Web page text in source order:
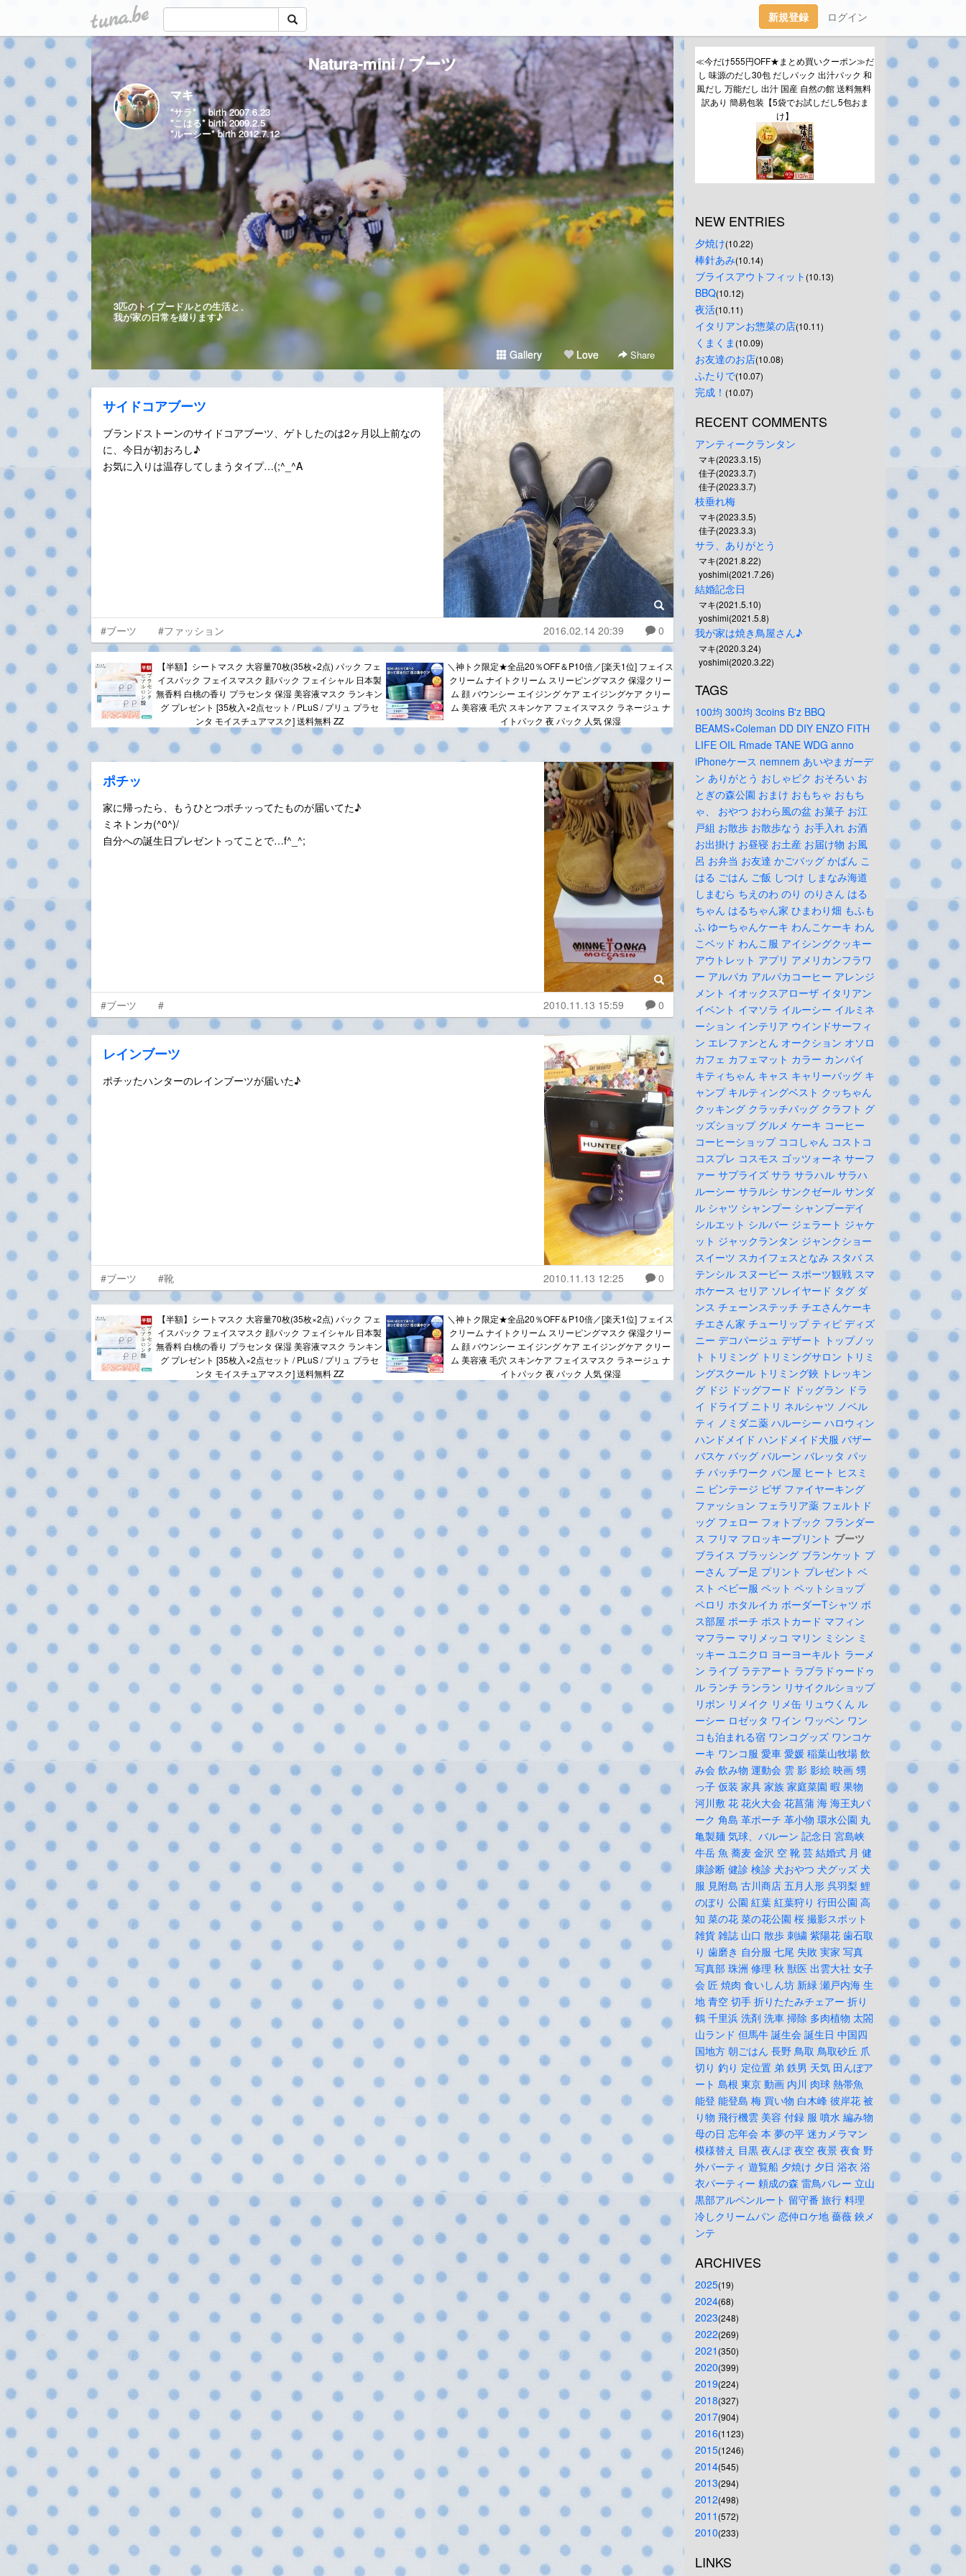
tuna.be 新規登録 ログイン
Natura-mini / ブーツ
マキ
*サラ* birth 2007.6.23
*こはる* birth 2009.2.5
*ルーシー* birth 2012.7.12
3匹のトイプードルとの生活と、
我が家の日常を綴ります♪
Gallery Love Share
サイドコアブーツ
ブランドストーンのサイドコアブーツ、ゲトしたのは2ヶ月以上前なの
に、今日が初おろし♪
お気に入りは温存してしまうタイプ…(;^_^A
#ブーツ #ファッション 2016.02.14 20:39 0
【半額】シートマスク 大容量70枚(35枚×2点) パック フェ
イスパック フェイスマスク 顔パック フェイシャル 日本製
無香料 白桃の香り プラセンタ 保湿 美容液マスク ランキン
グ プレゼント [35枚入×2点セット / PLuS / プリュ プラセ
ンタ モイスチュアマスク] 送料無料 ZZ
＼神トク限定★全品20％OFF＆P10倍／[楽天1位] フェイス
クリーム ナイトクリーム スリーピングマスク 保湿クリー
ム 顔 バウンシー エイジング ケア エイジングケア クリー
ム 美容液 毛穴 スキンケア フェイスマスク ラネージュ ナ
イトパック 夜 パック 人気 保湿
ポチッ
家に帰ったら、もうひとつポチッってたものが届いてた♪
ミネトンカ(^0^)/
自分への誕生日プレゼントってことで…f^_^;
#ブーツ # 2010.11.13 15:59 0
レインブーツ
ポチッたハンターのレインブーツが届いた♪
#ブーツ #靴 2010.11.13 12:25 0
【半額】シートマスク 大容量70枚(35枚×2点) パック フェ
イスパック フェイスマスク 顔パック フェイシャル 日本製
無香料 白桃の香り プラセンタ 保湿 美容液マスク ランキン
グ プレゼント [35枚入×2点セット / PLuS / プリュ プラセ
ンタ モイスチュアマスク] 送料無料 ZZ
＼神トク限定★全品20％OFF＆P10倍／[楽天1位] フェイス
クリーム ナイトクリーム スリーピングマスク 保湿クリー
ム 顔 バウンシー エイジング ケア エイジングケア クリー
ム 美容液 毛穴 スキンケア フェイスマスク ラネージュ ナ
イトパック 夜 パック 人気 保湿
≪今だけ555円OFF★まとめ買いクーポン≫だ
し 味源のだし30包 だしパック 出汁パック 和
風だし 万能だし 出汁 国産 自然の館 送料無料
訳あり 簡易包装【5袋でお試しだし5包おま
け】
NEW ENTRIES
夕焼け(10.22)
棒針あみ(10.14)
ブライスアウトフィット (10.13)
BBQ(10.12)
夜活(10.11)
イタリアンお惣菜の店(10.11)
くまくま (10.09)
お友達のお店(10.08)
ふたりで(10.07)
完成！ (10.07)
RECENT COMMENTS
アンティークランタン
マキ(2023.3.15)
佳子(2023.3.7)
佳子(2023.3.7)
枝垂れ梅
マキ(2023.3.5)
佳子(2023.3.3)
サラ、ありがとう
マキ(2021.8.22)
yoshimi(2021.7.26)
結婚記念日
マキ(2021.5.10)
yoshimi(2021.5.8)
我が家は焼き鳥屋さん♪
マキ(2020.3.24)
yoshimi(2020.3.22)
TAGS
100均 300均 3coins B'z BBQ
BEAMS×Coleman DD DIY ENZO FITH
LIFE OIL Rmade TANE WDG anno
iPhoneケース nemnem あいやまガーデ
ン ありがとう おしゃピク おそろい お
とぎの森公園 おまけ おもちゃ おもち
ゃ、
おやつ おわら風の盆 お菓子 お江
戸組 お散歩 お散歩なう お手入れ お酒
お出掛け お昼寝 お土産 お届け物 お風
呂 お弁当 お友達 かごバッグ かばん こ
はる ごはん ご飯 しつけ しまなみ海道
しまむら ちえのわ のり のりさん はる
ちゃん はるちゃん家 ひまわり畑 もふも
ふ ゆーちゃんケーキ わんこケーキ わん
こベッド わんこ服 アイシングクッキー
アウトレット アプリ アメリカンフラワ
ー アルパカ アルパカコーヒー アレンジ
メント イオックスアローザ イタリアン
イベント イマソラ イルーシー イルミネ
ーション インテリア ウインドサーフィ
ン エレファンとん オークション オソロ
カフェ カフェマット カラー カンパイ
キティちゃん キャス キャリーバッグ キ
ャンプ キルティングベスト クッちゃん
クッキング クラッチバッグ クラフト グ
ッズショップ グルメ ケーキ コーヒー
コーヒーショップ ココしゃん コストコ
コスプレ コスモス ゴッツォーネ サーフ
ァー サプライズ サラ サラハル サラハ
ルーシー サラルシ サンクゼール サンダ
ル シャツ シャンプー シャンプーデイ
シルエット シルバー ジェラート ジャケ
ット ジャックランタン ジャンクショー
スイーツ スカイフェスとなみ スタバ ス
テンシル スヌーピー スポーツ観戦 スマ
ホケース セリア ソレイヤード タグ ダ
ンス チェーンステッチ チエさんケーキ
チエさん家 チューリップ ティピ ディズ
ニー デコパージュ デザート トップノッ
ト トリミング トリミングサロン トリミ
ングスクール トリミング鋏 トレッキン
グ ドジ ドッグフード ドッグラン ドラ
イ ドライブ ニトリ ネルシャツ ノベル
ティ ノミダニ薬 ハルーシー ハロウィン
ハンドメイド ハンドメイド犬服 バザー
バスケ バッグ バルーン バレッタ パッ
チ パッチワーク パン屋 ヒート ヒスミ
ニ ビンテージ ピザ ファイヤーキング
ファッション フェラリア薬 フェルトド
ッグ フェロー フォトブック フランダー
ス フリマ フロッキープリント ブーツ
ブライス ブラッシング ブランケット プ
ーさん プー足 プリント プレゼント ベ
スト ベビー服 ペット ペットショップ
ペロリ ホタルイカ ボーダーTシャツ ボ
ス部屋 ポーチ ポストカード マフィン
マフラー マリメッコ マリン ミシン ミ
ッキー ユニクロ ヨーヨーキルト ラーメ
ン ライブ ラテアート ラブラドゥードゥ
ル ランチ ランラン リサイクルショップ
リボン リメイク リメ缶 リュウくん ル
ーシー ロゼッタ ワイン ワッペン ワン
コも泊まれる宿 ワンコグッズ ワンコケ
ーキ ワンコ服 愛車 愛媛 稲葉山牧場 飲
み会 飲み物 運動会 雲 影 影絵 映画 甥
っ子 仮装 家具 家族 家庭菜園 暇 果物
河川敷 花 花火大会 花菖蒲 海 海王丸パ
ーク 角島 革ポーチ 革小物 環水公園 丸
亀製麺 気球、バルーン 記念日 宮島峡
牛岳 魚 蕎麦 金沢 空 靴 芸 結婚式 月 健
康診断 健診 検診 犬おやつ 犬グッズ 犬
服 見附島 古川商店 五月人形 呉羽梨 鯉
のぼり 公園 紅葉 紅葉狩り 行田公園 高
知 菜の花 菜の花公園 桜 撮影スポット
雑貨 雑誌 山口 散歩 刺繍 紫陽花 歯石取
り 歯磨き 自分服 七尾 失敗 実家 写真
写真部 珠洲 修理 秋 獣医 出雲大社 女子
会 匠 焼肉 食いしん坊 新緑 瀬戸内海 生
地 青空 切手 折りたたみチェアー 折り
鶴 千里浜 洗剤 洗車 掃除 多肉植物 太閤
山ランド 但馬牛 誕生会 誕生日 中国四
国地方 朝ごはん 長野 鳥取 鳥取砂丘 爪
切り 釣り 定位置 弟 鉄男 天気 田んぼア
ート 島根 東京 動画 内川 肉球 熱帯魚
能登 能登島 梅 買い物 白木峰 彼岸花 被
り物 飛行機雲 美容 付録 服 噴水 編み物
母の日 忘年会 本 夢の平 迷カメラマン
模様替え 目黒 夜んぽ 夜空 夜景 夜食 野
外パーティ 遊覧船 夕焼け 夕日 浴衣 浴
衣パーティー 頼成の森 雷鳥バレー 立山
黒部アルペンルート 留守番 旅行 料理
冷しクリームパン 恋仲ロケ地 薔薇 鋏メ
ンテ
ARCHIVES
2025(19)
2024(68)
2023(248)
2022(269)
2021 (350)
2020(399)
2019(224)
2018(327)
2017(904)
2016(1123)
2015(1246)
2014(545)
2013(294)
2012(498)
2011 (572)
2010(233)
LINKS